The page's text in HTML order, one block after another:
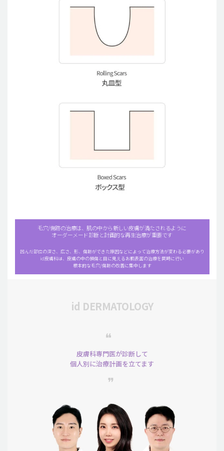
毛穴/傷跡の治療は、肌の中から新しい皮膚が満たされるように
オーダーメード診断と計画的な再生治療が重要です
凹んだ部位の深さ、広さ、形、傷跡ができた原因などによって治療方法が変わる必要があり
id皮膚科は、皮膚の中の損傷と目に見えるお肌表面の治療を同時に行い
根本的な毛穴/傷跡の改善に集中します
id DERMATOLOGY
❝
皮膚科専門医が診断して
個人別に治療計画を立てます
❞